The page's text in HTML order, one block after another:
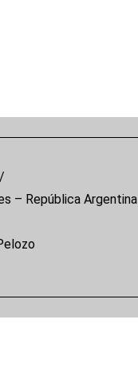
– República Argentina